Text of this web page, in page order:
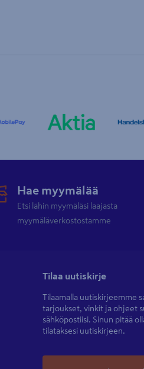
Hae myymälää
Etsi lähin myymäläsi laajasta
myymäläverkostostamme
Tilaa uutiskirje
Tilaamalla uutiskirjeemme
tarjoukset, vinkit ja ohjeet
sähköpostiisi. Sinun pitää
tilataksesi uutiskirjeen.